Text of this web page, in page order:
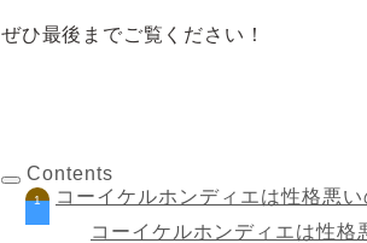
ぜひ最後までご覧ください！
Contents
コーイケルホンディエは性格悪
コーイケルホンディエは性格